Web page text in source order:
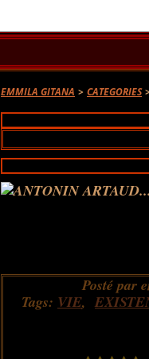
EMMILA GITANA > CATEGORIES >
Posté par
Tags: VIE,